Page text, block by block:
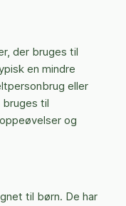
der bruges til
en mindre
eller
bruges til
og
til børn. De har